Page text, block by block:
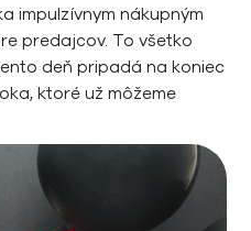
impulzívnym nákupným
predajcov. To všetko
deň pripadá na koniec
ktoré už môžeme